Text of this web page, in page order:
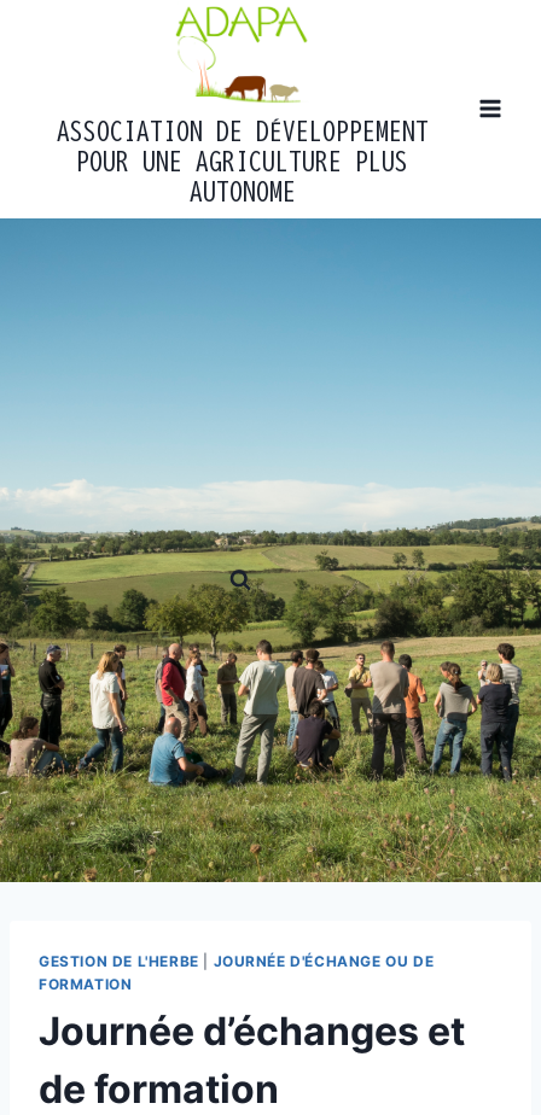
ASSOCIATION DE DÉVELOPPEMENT
POUR UNE AGRICULTURE PLUS
AUTONOME
GESTION DE L'HERBE
JOURNÉE D'ÉCHANGE OU DE
FORMATION
Journée d’échanges et
de formation